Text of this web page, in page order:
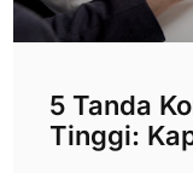
5 Tanda
Tinggi: